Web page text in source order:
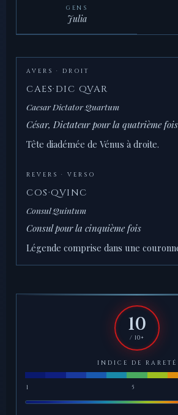
GENS
Julia
AVERS · DROIT
CAES·DIC QVAR
Caesar Dictator Quartum
César, Dictateur pour la quatrième fois
Tête diadémée de Vénus à droite.
REVERS · VERSO
COS·QVINC
Consul Quintum
Consul pour la cinquième fois
Légende comprise dans une
10
/ 10+
INDICE DE RARETÉ
1 5